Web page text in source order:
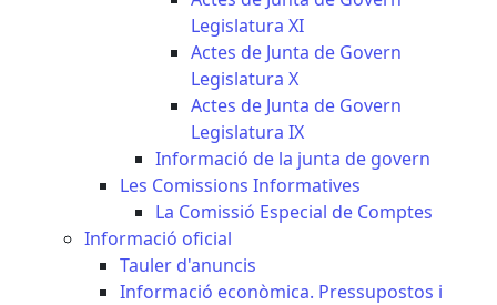
Legislatura XI
Actes de Junta de Govern
Legislatura X
Actes de Junta de Govern
Legislatura IX
Informació de la junta de govern
Les Comissions Informatives
La Comissió Especial de Comptes
Informació oficial
Tauler d'anuncis
Informació econòmica. Pressupostos i